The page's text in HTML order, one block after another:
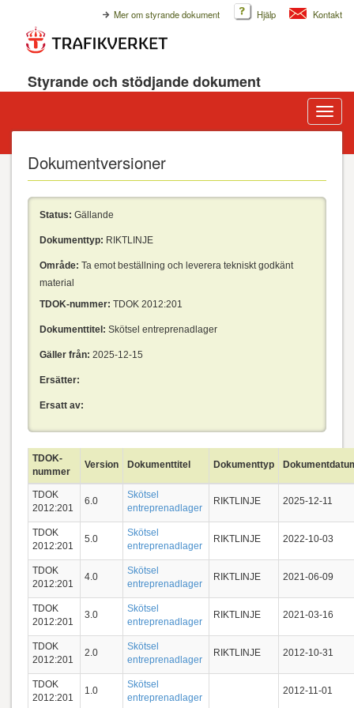
Mer om styrande dokument Hjälp Kontakt
Styrande och stödjande dokument
Visa/
meny
Dokumentversioner
Status: Gällande
Dokumenttyp: RIKTLINJE
Område: Ta emot beställning och leverera tekniskt godkänt
material
TDOK-nummer: TDOK 2012:201
Dokumenttitel: Skötsel entreprenadlager
Gäller från: 2025-12-15
Ersätter:
Ersatt av:
TDOK-
nummer
Version Dokumenttitel Dokumenttyp
TDOK
2012:201
6.0
Skötsel
entreprenadlager
RIKTLINJE 2025-12-11
TDOK
2012:201
5.0
Skötsel
entreprenadlager
RIKTLINJE 2022-10-03
TDOK
2012:201
4.0
Skötsel
entreprenadlager
RIKTLINJE 2021-06-09
TDOK
2012:201
3.0
Skötsel
entreprenadlager
RIKTLINJE 2021-03-16
TDOK
2012:201
2.0
Skötsel
entreprenadlager
RIKTLINJE 2012-10-31
TDOK
2012:201
1.0
Skötsel
entreprenadlager
2012-11-01